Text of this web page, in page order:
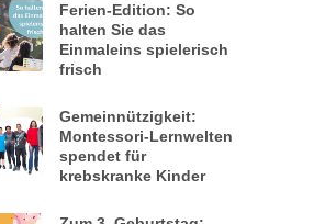
Ferien-Edition: So
halten Sie das
Einmaleins spielerisch
frisch
Gemeinnützigkeit:
Montessori-Lernwelten
spendet für
krebskranke Kinder